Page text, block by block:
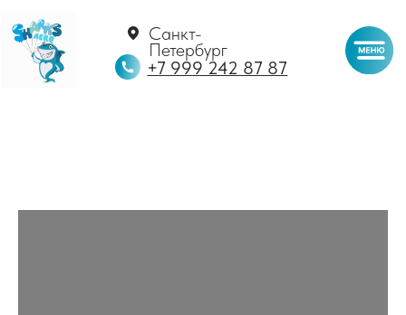
+7 999 242 87 87
Санкт-
Петербург